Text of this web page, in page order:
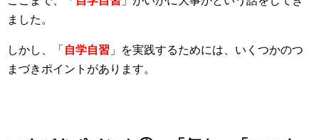
ました。
しかし、「 自学自習 」を実践するためには、いくつかのつ
まづきポイントがあります。